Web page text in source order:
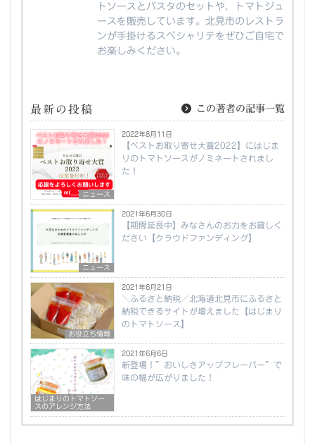
トソースとパスタのセットや、トマトジュ
ースを販売しています。北見市のレストラ
ンが手掛けるスペシャリテをぜひご自宅で
お楽しみください。
最新の投稿 この著者の記事一覧
ニュース
2022年8月11日
【ベストお取り寄せ大賞2022】にはじま
りのトマトソースがノミネートされまし
た！
ニュース
2021年6月30日
【期間延長中】みなさんのお力をお貸しく
ださい【クラウドファンディング】
お役立ち情報
2021年6月21日
＼ふるさと納税／北海道北見市にふるさと
納税できるサイトが増えました【はじまり
のトマトソース】
はじまりのトマトソー
スのアレンジ方法
2021年6月6日
新登場！”おいしさアップフレーバー”で
味の幅が広がりました！